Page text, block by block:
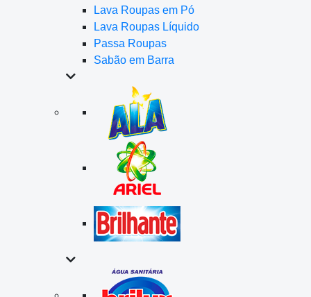
Lava Roupas em Pó
Lava Roupas Líquido
Passa Roupas
Sabão em Barra